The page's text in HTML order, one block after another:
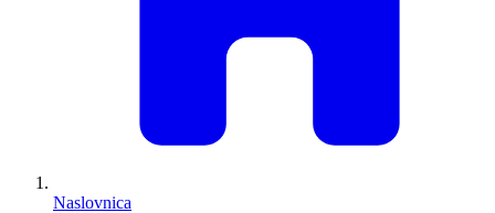
Naslovnica